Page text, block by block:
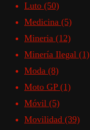
Luto (50)
Medicina (5)
Mineria (12)
Minería Ilegal (1)
Moda (8)
Moto GP (1)
Móvil (5)
Movilidad (39)